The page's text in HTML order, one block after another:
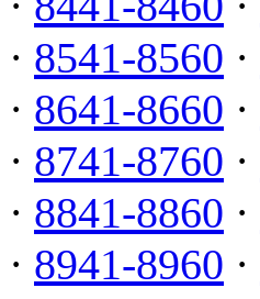
· 8541-8560 ·
· 8641-8660 ·
· 8741-8760 ·
· 8841-8860 ·
· 8941-8960 ·